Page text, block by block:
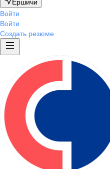
Войти
Войти
Создать резюме